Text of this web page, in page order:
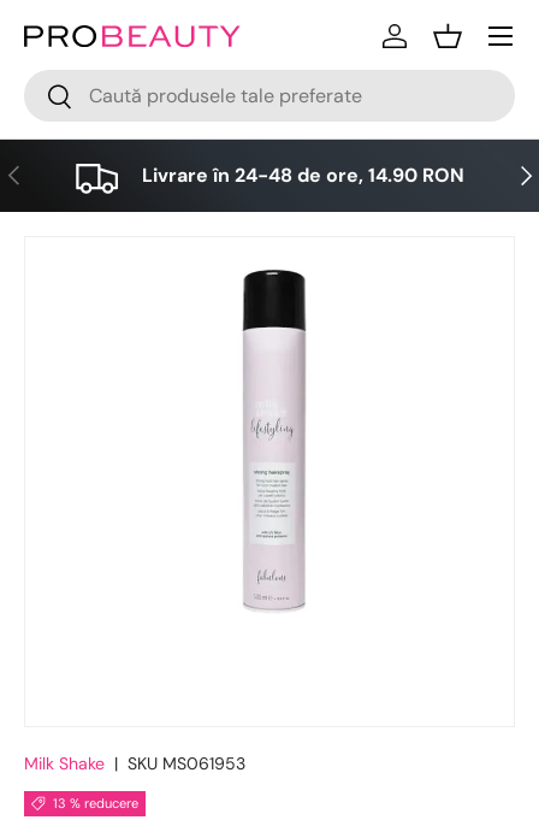
Sari la conținut
Cǎutare
Cǎutare
LogareCos
Meniu
Anterior Livrare în 24-48 de ore, 14.90 RON
Milk Shake | SKU MS061953
13 % reducere